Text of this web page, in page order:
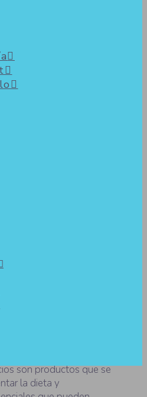
sobre los
son productos que se
la dieta y